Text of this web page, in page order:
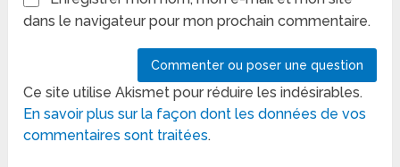
dans le navigateur pour mon prochain commentaire.
Ce site utilise Akismet pour réduire les indésirables.
En savoir plus sur la façon dont les données de vos
commentaires sont traitées.